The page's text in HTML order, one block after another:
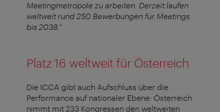
Meetingmetropole zu arbeiten. Derzeit laufen
weltweit rund 250 Bewerbungen für Meetings
bis 2038.“
Platz 16 weltweit für Österreich
Die ICCA gibt auch Aufschluss über die
Performance auf nationaler Ebene: Österreich
nimmt mit 233 Kongressen den weltweiten